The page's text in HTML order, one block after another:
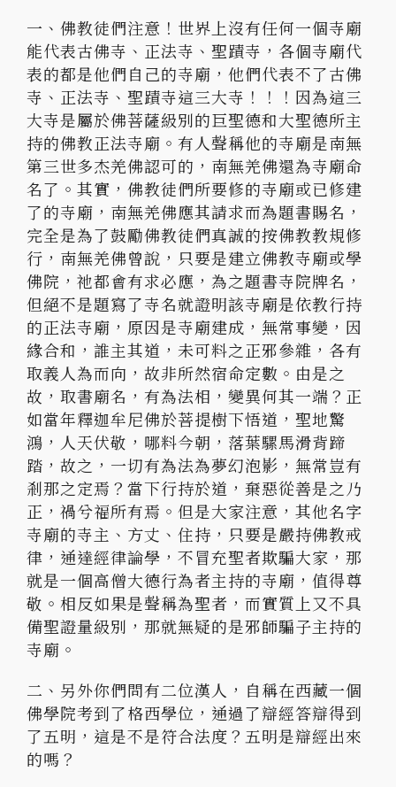
一、佛教徒們注意！世界上沒有任何一個寺廟
能代表古佛寺、正法寺、聖蹟寺，各個寺廟代
表的都是他們自己的寺廟，他們代表不了古佛
寺、正法寺、聖蹟寺這三大寺！！！因為這三
大寺是屬於佛菩薩級別的巨聖德和大聖德所主
持的佛教正法寺廟。有人聲稱他的寺廟是南無
第三世多杰羌佛認可的，南無羌佛還為寺廟命
名了。其實，佛教徒們所要修的寺廟或已修建
了的寺廟，南無羌佛應其請求而為題書賜名，
完全是為了鼓勵佛教徒們真誠的按佛教教規修
行，南無羌佛曾說，只要是建立佛教寺廟或學
佛院，祂都會有求必應，為之題書寺院牌名，
但絕不是題寫了寺名就證明該寺廟是依教行持
的正法寺廟，原因是寺廟建成，無常事變，因
緣合和，誰主其道，未可料之正邪參雜，各有
取義人為而向，故非所然宿命定數。由是之
故，取書廟名，有為法相，變異何其一端？正
如當年釋迦牟尼佛於菩提樹下悟道，聖地驚
鴻，人天伏敬，哪料今朝，落葉騾馬滑背蹄
踏，故之，一切有為法為夢幻泡影，無常豈有
剎那之定焉？當下行持於道，棄惡從善是之乃
正，禍兮福所有焉。但是大家注意，其他名字
寺廟的寺主、方丈、住持，只要是嚴持佛教戒
律，通達經律論學，不冒充聖者欺騙大家，那
就是一個高僧大德行為者主持的寺廟，值得尊
敬。相反如果是聲稱為聖者，而實質上又不具
備聖證量級別，那就無疑的是邪師騙子主持的
寺廟。
二、另外你們問有二位漢人，自稱在西藏一個
佛學院考到了格西學位，通過了辯經答辯得到
了五明，這是不是符合法度？五明是辯經出來
的嗎？